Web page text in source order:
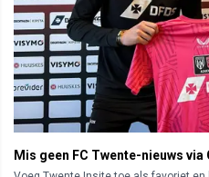
Mis geen FC Twente-nieuws via